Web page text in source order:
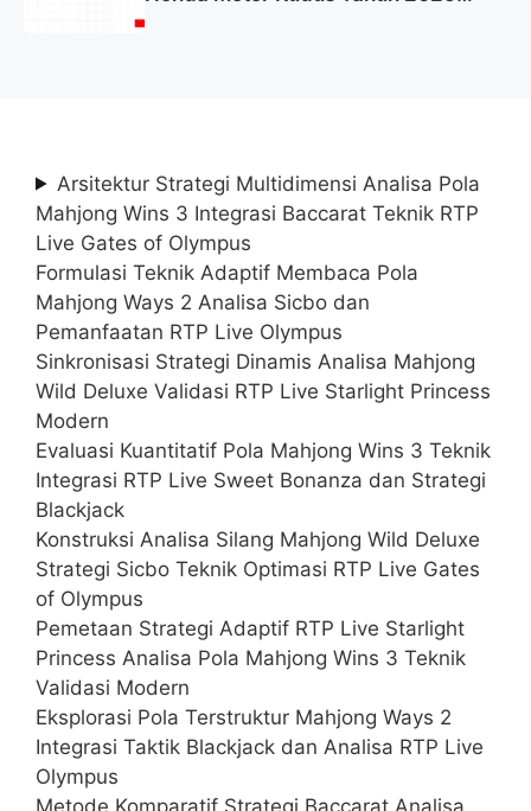
Arsitektur Strategi Multidimensi Analisa Pola
Mahjong Wins 3 Integrasi Baccarat Teknik RTP
Live Gates of Olympus
Formulasi Teknik Adaptif Membaca Pola
Mahjong Ways 2 Analisa Sicbo dan
Pemanfaatan RTP Live Olympus
Sinkronisasi Strategi Dinamis Analisa Mahjong
Wild Deluxe Validasi RTP Live Starlight Princess
Modern
Evaluasi Kuantitatif Pola Mahjong Wins 3 Teknik
Integrasi RTP Live Sweet Bonanza dan Strategi
Blackjack
Konstruksi Analisa Silang Mahjong Wild Deluxe
Strategi Sicbo Teknik Optimasi RTP Live Gates
of Olympus
Pemetaan Strategi Adaptif RTP Live Starlight
Princess Analisa Pola Mahjong Wins 3 Teknik
Validasi Modern
Eksplorasi Pola Terstruktur Mahjong Ways 2
Integrasi Taktik Blackjack dan Analisa RTP Live
Olympus
Metode Komparatif Strategi Baccarat Analisa